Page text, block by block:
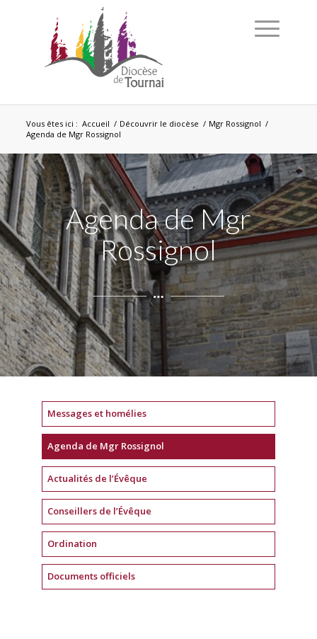
Vous êtes ici : Accueil / Découvrir le diocèse / Mgr Rossignol /
Agenda de Mgr Rossignol
Agenda de Mgr
Rossignol
Messages et homélies
Agenda de Mgr Rossignol
Actualités de l’Évêque
Conseillers de l’Évêque
Ordination
Documents officiels